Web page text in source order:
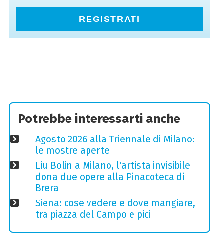
REGISTRATI
Potrebbe interessarti anche
Agosto 2026 alla Triennale di Milano:
le mostre aperte
Liu Bolin a Milano, l'artista invisibile
dona due opere alla Pinacoteca di
Brera
Siena: cose vedere e dove mangiare,
tra piazza del Campo e pici